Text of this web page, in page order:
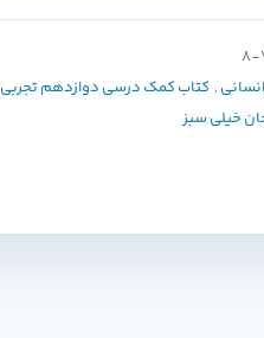
, کتاب کمک درسی دوازدهم تجربی
خیلی سبز